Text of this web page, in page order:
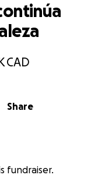
CAD
Share
fundraiser.